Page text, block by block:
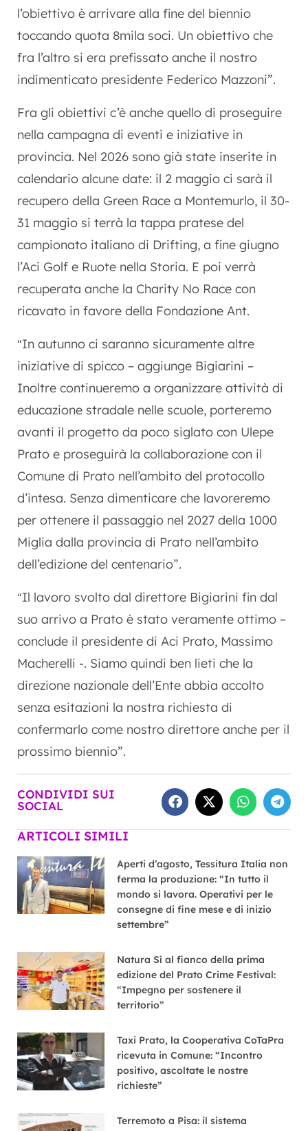
l’obiettivo è arrivare alla fine del biennio
toccando quota 8mila soci. Un obiettivo che
fra l’altro si era prefissato anche il nostro
indimenticato presidente Federico Mazzoni”.
Fra gli obiettivi c’è anche quello di proseguire
nella campagna di eventi e iniziative in
provincia. Nel 2026 sono già state inserite in
calendario alcune date: il 2 maggio ci sarà il
recupero della Green Race a Montemurlo, il 30-
31 maggio si terrà la tappa pratese del
campionato italiano di Drifting, a fine giugno
l’Aci Golf e Ruote nella Storia. E poi verrà
recuperata anche la Charity No Race con
ricavato in favore della Fondazione Ant.
“In autunno ci saranno sicuramente altre
iniziative di spicco – aggiunge Bigiarini –
Inoltre continueremo a organizzare attività di
educazione stradale nelle scuole, porteremo
avanti il progetto da poco siglato con Ulepe
Prato e proseguirà la collaborazione con il
Comune di Prato nell’ambito del protocollo
d’intesa. Senza dimenticare che lavoreremo
per ottenere il passaggio nel 2027 della 1000
Miglia dalla provincia di Prato nell’ambito
dell’edizione del centenario”.
“Il lavoro svolto dal direttore Bigiarini fin dal
suo arrivo a Prato è stato veramente ottimo –
conclude il presidente di Aci Prato, Massimo
Macherelli -. Siamo quindi ben lieti che la
direzione nazionale dell’Ente abbia accolto
senza esitazioni la nostra richiesta di
confermarlo come nostro direttore anche per il
prossimo biennio”.
CONDIVIDI SUI
SOCIAL
ARTICOLI SIMILI
Aperti d’agosto, Tessitura Italia non
ferma la produzione: “In tutto il
mondo si lavora. Operativi per le
consegne di fine mese e di inizio
settembre”
Natura Sì al fianco della prima
edizione del Prato Crime Festival:
“Impegno per sostenere il
territorio”
Taxi Prato, la Cooperativa CoTaPra
ricevuta in Comune: “Incontro
positivo, ascoltate le nostre
richieste”
Terremoto a Pisa: il sistema